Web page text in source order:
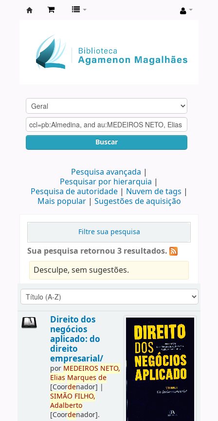
Agamenon
Magalhães
Buscar
Pesquisa avançada
Pesquisar por hierarquia
Pesquisa de autoridade
Nuvem de tags
Mais popular
Sugestões de aquisição
Filtre sua pesquisa
Sua pesquisa retornou 3 resultados.
Desculpe, sem sugestões.
Direito dos
negócios
aplicado: do
direito
empresarial/
por MEDEIROS NETO,
Elias Marques de
[Coordenador] |
SIMÃO FILHO,
Adalberto
[Coordenador].